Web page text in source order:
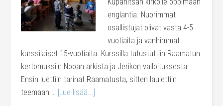
englantia. Nuorimmat
osallistujat olivat vasta 4-5
vuotiaita ja vanhimmat
kurssilaiset 15-vuotiaita. Kurssilla tutustuttiin Raamatun
kertomuksiin Nooan arkista ja Jerikon valloituksesta.
Ensin luettiin tarinat Raamatusta, sitten laulettiin
teemaan … [Lue lisää...]